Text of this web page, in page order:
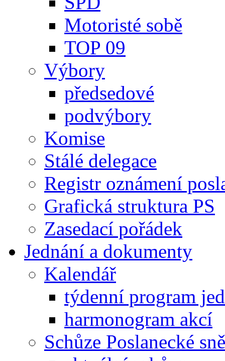
Motoristé sobě
TOP 09
Výbory
předsedové
podvýbory
Komise
Stálé delegace
Registr oznámení
Grafická struktura PS
Zasedací pořádek
Jednání a dokumenty
Kalendář
týdenní program
harmonogram akcí
Schůze Poslanecké